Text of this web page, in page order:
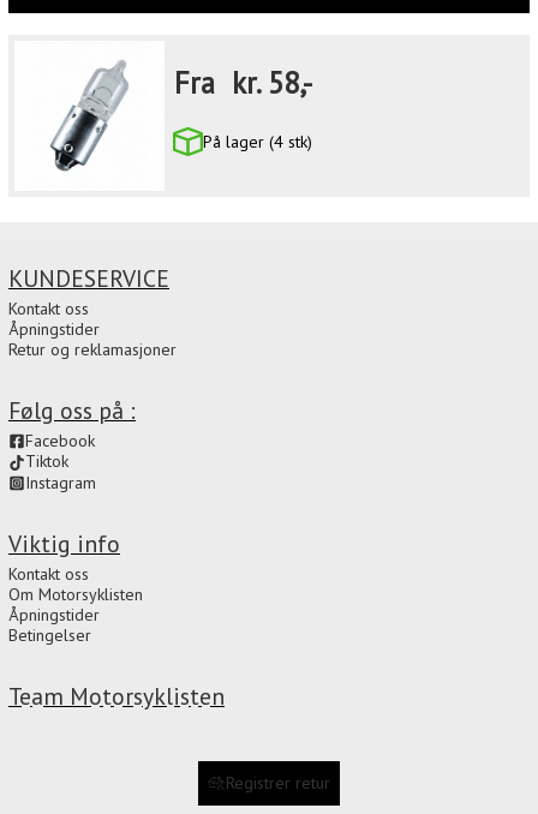
Fra kr. 58,-
På lager (4 stk)
Team Motorsyklisten
Viktig info
Kontakt oss
Om Motorsyklisten
Åpningstider
Betingelser
Følg oss på :
Facebook
Tiktok
Instagram
KUNDESERVICE
Kontakt oss
Åpningstider
Retur og reklamasjoner
Registrer retur